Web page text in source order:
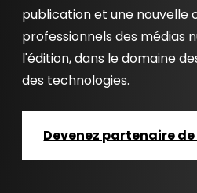
publication et une nouvelle
professionnels des médias
l'édition, dans le domaine
des technologies.
Devenez partenaire